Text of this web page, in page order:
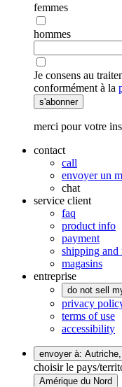
femmes
hommes
Je consens au
conformément à la
s'abonner
merci pour votre
contact
call
envoyer un
chat
service client
faq
product info
payment
shipping and
magasins
entreprise
do not sell
privacy
terms of use
accessibility
envoyer à: Autriche,
choisir le pays/
Amérique du Nord